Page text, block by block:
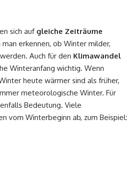
sich auf gleiche Zeiträume
man erkennen, ob Winter milder,
Auch für den Klimawandel
Winteranfang wichtig. Wenn
heute wärmer sind als früher,
meteorologische Winter. Für
Bedeutung. Viele
vom Winterbeginn ab, zum Beispiel: